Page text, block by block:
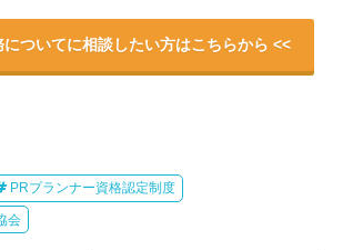
ついてに相談したい方はこちらから <<
PRプランナー資格認定制度
会